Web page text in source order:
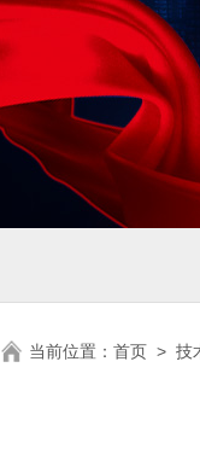
当前位置： 首页 > 技